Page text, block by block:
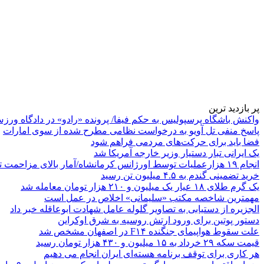
پر بازدید ترین
واکنش باشگاه پرسپولیس به حکم فیفا/ پرونده «رادو» در دادگاه
پاسخ منفی تل آویو به درخواست نظامی مطرح شده از سوی امارات
فضا باید برای حرکت‌های مردمی فراهم شود
یک ایرانی تبار دستیار وزیر خارجه آمریکا شد
انجام ۱۹ هزارعملیات توسط اورژانس کرمانشاه/آمار بالای مزاحمت تلفنی
خرید تضمینی گندم به ۴.۵ میلیون تن رسید
یک گرم طلای ۱۸ عیار یک میلیون و ۲۱۰ هزار تومان معامله شد
مهمترین شاخصه مکتب «سلیمانی» اخلاص در عمل است
الجزیره از دستیابی به تصاویر گلوله عامل شهادت ابوعاقله خبر داد
دستور پوتین برای ورود ارتش روسیه به شرق اوکراین
علت سقوط هواپیمای جنگنده F۱۴ در اصفهان مشخص شد
قیمت سکه ۲۹ خرداد به ۱۵ میلیون و ۴۳۰ هزار تومان رسید
هر کاری برای توقف برنامه هسته‌ای ایران انجام می دهیم